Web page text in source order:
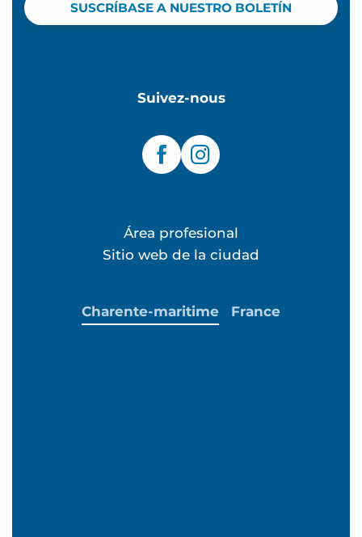
SUSCRÍBASE A NUESTRO BOLETÍN
Suivez-nous
Área profesional
Sitio web de la ciudad
Charente-maritime France